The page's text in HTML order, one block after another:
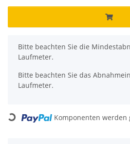
x
Bitte beachten Sie die
Laufmeter.
Bitte beachten Sie das
Laufmeter.
Loading... Komponenten werden